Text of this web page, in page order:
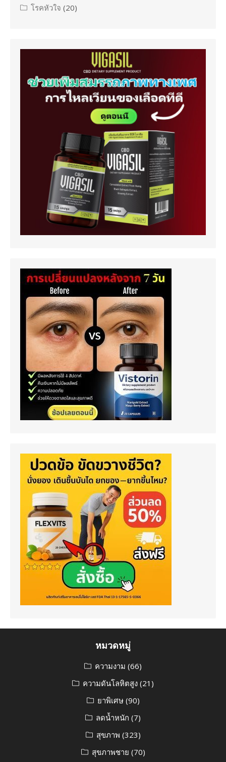
โรคหัวใจ (20)
หมวดหมู่
ความงาม (66)
ความดันโลหิตสูง (21)
ยาพิเศษ(90)
ลดน้ำหนัก (7)
สุขภาพ (323)
สุขภาพชาย (70)